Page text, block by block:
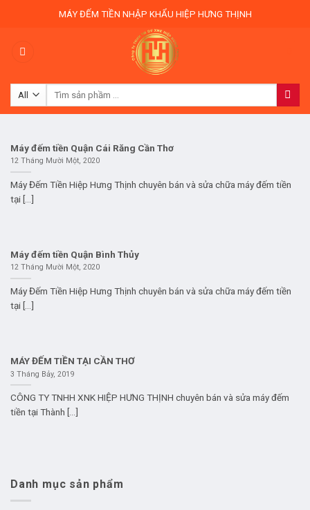
MÁY ĐẾM TIỀN NHẬP KHẨU HIỆP HƯNG THỊNH
Tìm
Danh mục sản phẩm
Máy đếm tiền Quận Cái Răng Cần Thơ
12 Tháng Mười Một, 2020
Máy Đếm Tiền Hiệp Hưng Thịnh chuyên bán và sửa chữa máy đếm tiền
tại [...]
Máy đếm tiền Quận Bình Thủy
12 Tháng Mười Một, 2020
Máy Đếm Tiền Hiệp Hưng Thịnh chuyên bán và sửa chữa máy đếm tiền
tại [...]
MÁY ĐẾM TIỀN TẠI CẦN THƠ
3 Tháng Bảy, 2019
CÔNG TY TNHH XNK HIỆP HƯNG THỊNH chuyên bán và sửa máy đếm
tiền tại Thành [...]